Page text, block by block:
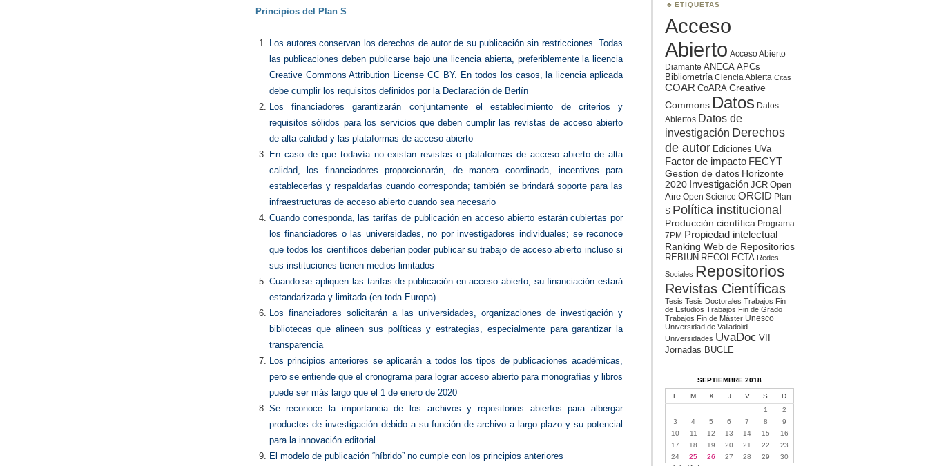
Principios del Plan S
Los autores conservan los derechos de autor de su publicación sin restricciones. Todas
las publicaciones deben publicarse bajo una licencia abierta, preferiblemente la licencia
Creative Commons Attribution License CC BY. En todos los casos, la licencia aplicada
debe cumplir los requisitos definidos por la Declaración de Berlín
Los financiadores garantizarán conjuntamente el establecimiento de criterios y
requisitos sólidos para los servicios que deben cumplir las revistas de acceso abierto
de alta calidad y las plataformas de acceso abierto
En caso de que todavía no existan revistas o plataformas de acceso abierto de alta
calidad, los financiadores proporcionarán, de manera coordinada, incentivos para
establecerlas y respaldarlas cuando corresponda; también se brindará soporte para las
infraestructuras de acceso abierto cuando sea necesario
Cuando corresponda, las tarifas de publicación en acceso abierto estarán cubiertas por
los financiadores o las universidades, no por investigadores individuales; se reconoce
que todos los científicos deberían poder publicar su trabajo de acceso abierto incluso si
sus instituciones tienen medios limitados
Cuando se apliquen las tarifas de publicación en acceso abierto, su financiación estará
estandarizada y limitada (en toda Europa)
Los financiadores solicitarán a las universidades, organizaciones de investigación y
bibliotecas que alineen sus políticas y estrategias, especialmente para garantizar la
transparencia
Los principios anteriores se aplicarán a todos los tipos de publicaciones académicas,
pero se entiende que el cronograma para lograr acceso abierto para monografías y libros
puede ser más largo que el 1 de enero de 2020
Se reconoce la importancia de los archivos y repositorios abiertos para albergar
productos de investigación debido a su función de archivo a largo plazo y su potencial
para la innovación editorial
El modelo de publicación “híbrido” no cumple con los principios anteriores
ETIQUETAS
Acceso
Abierto Acceso Abierto
Diamante ANECA APCs
Bibliometría Ciencia Abierta Citas
COAR CoARA Creative
Commons Datos Datos
Abiertos Datos de
investigación Derechos
de autor Ediciones UVa
Factor de impacto FECYT
Gestion de datos Horizonte
2020 Investigación JCR Open
Aire Open Science ORCID Plan
S Política institucional
Producción científica Programa
7PM Propiedad intelectual
Ranking Web de Repositorios
REBIUN RECOLECTA Redes
Sociales Repositorios
Revistas Científicas
Tesis Tesis Doctorales Trabajos Fin
de Estudios Trabajos Fin de Grado
Trabajos Fin de Máster Unesco
Universidad de Valladolid
Universidades UvaDoc VII
Jornadas BUCLE
SEPTIEMBRE 2018
L M X J V S
D
1
2
3
4 5 6 7 8
9
10
11 12 13 14 15
16
17
18 19 20 21 22
23
24
25 26 27 28 29 30